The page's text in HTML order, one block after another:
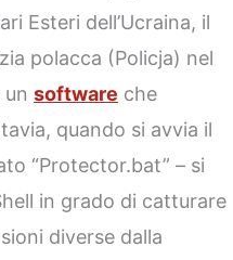
Esteri dell’Ucraina, il
polacca (Policja) nel
unsoftware che
quando si avvia il
“Protector.bat” – si
in grado di catturare
diverse dalla